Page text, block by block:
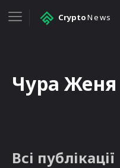
CryptoNews
Чура Женя
Всі публікації